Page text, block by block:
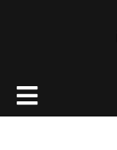
Open
Button